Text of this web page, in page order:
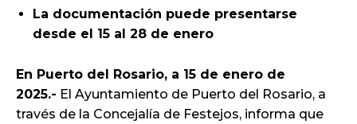
La documentación puede presentarse
desde el 15 al 28 de enero
En Puerto del Rosario, a 15 de enero de
2025.- El Ayuntamiento de Puerto del Rosario, a
través de la Concejalía de Festejos, informa que